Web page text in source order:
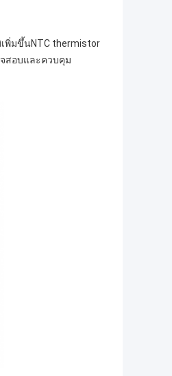
พิ่มขึ้นNTC thermistor
สอบและควบคุม